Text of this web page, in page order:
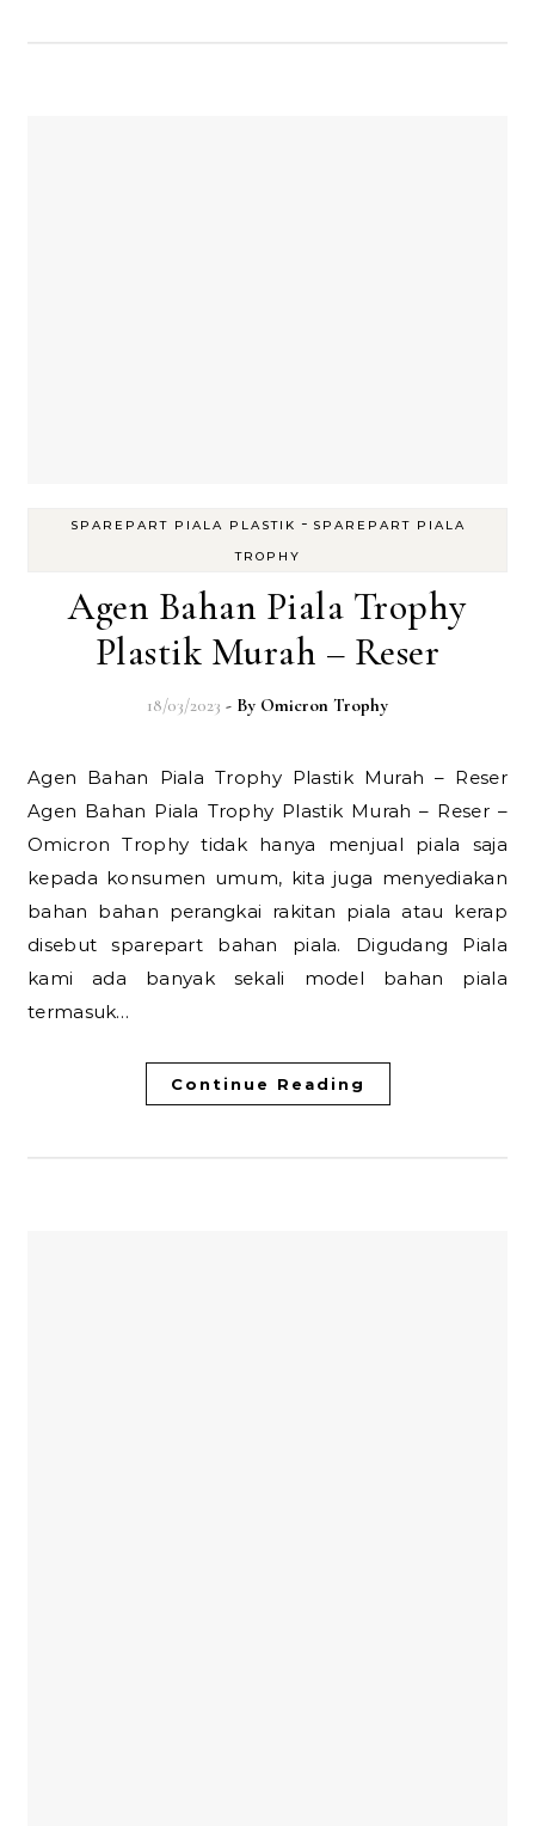
SPAREPART PIALA PLASTIK - SPAREPART PIALA
TROPHY
Agen Bahan Piala Trophy
Plastik Murah – Reser
18/03/2023 - By Omicron Trophy
Agen Bahan Piala Trophy Plastik Murah – Reser
Agen Bahan Piala Trophy Plastik Murah – Reser –
Omicron Trophy tidak hanya menjual piala saja
kepada konsumen umum, kita juga menyediakan
bahan bahan perangkai rakitan piala atau kerap
disebut sparepart bahan piala. Digudang Piala
kami ada banyak sekali model bahan piala
termasuk…
Continue Reading